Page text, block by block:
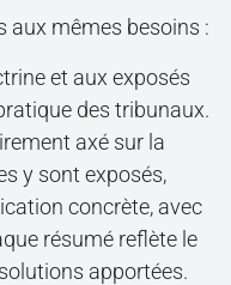
aux mêmes besoins :
et aux exposés
des tribunaux.
axé sur la
y sont exposés,
concrète, avec
résumé reflète le
apportées.